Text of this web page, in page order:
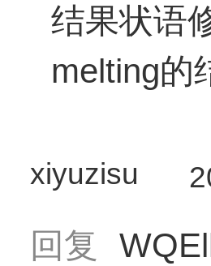
结果状语
melting的
xiyuzisu
回复